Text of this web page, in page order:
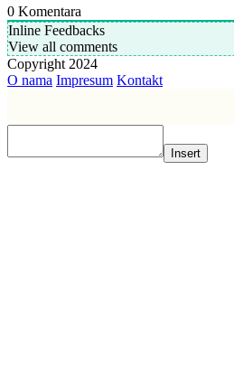
0 Komentara
Inline Feedbacks
View all comments
Copyright 2024
O nama Impresum Kontakt
Insert